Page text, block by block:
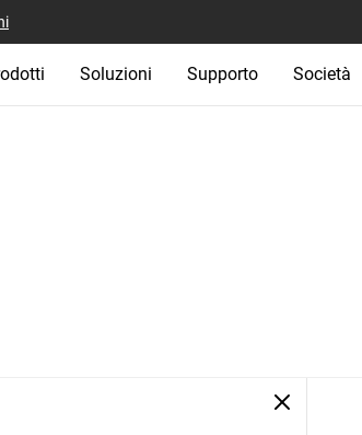
Soluzioni Supporto Società